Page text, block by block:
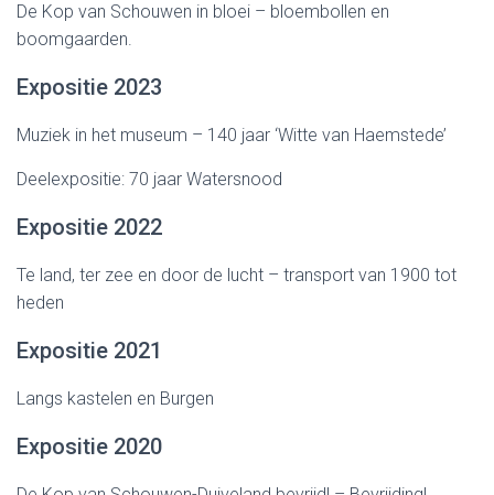
De Kop van Schouwen in bloei – bloembollen en
boomgaarden.
Expositie 2023
Muziek in het museum – 140 jaar ‘Witte van Haemstede’
Deelexpositie: 70 jaar Watersnood
Expositie 2022
Te land, ter zee en door de lucht – transport van 1900 tot
heden
Expositie 2021
Langs kastelen en Burgen
Expositie 2020